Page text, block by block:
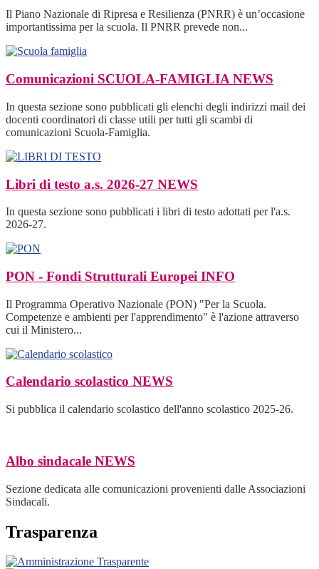
Il Piano Nazionale di Ripresa e Resilienza (PNRR) è un’occasione
importantissima per la scuola. Il PNRR prevede non...
Comunicazioni SCUOLA-FAMIGLIA NEWS
In questa sezione sono pubblicati gli elenchi degli indirizzi mail dei
docenti coordinatori di classe utili per tutti gli scambi di
comunicazioni Scuola-Famiglia.
Libri di testo a.s. 2026-27 NEWS
In questa sezione sono pubblicati i libri di testo adottati per l'a.s.
2026-27.
PON - Fondi Strutturali Europei INFO
Il Programma Operativo Nazionale (PON) "Per la Scuola.
Competenze e ambienti per l'apprendimento" è l'azione attraverso
cui il Ministero...
Calendario scolastico NEWS
Si pubblica il calendario scolastico dell'anno scolastico 2025-26.
Albo sindacale NEWS
Sezione dedicata alle comunicazioni provenienti dalle Associazioni
Sindacali.
Trasparenza